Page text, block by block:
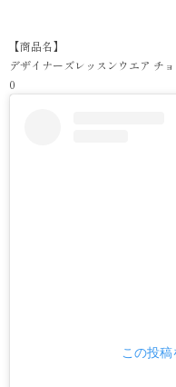
【商品名】
デザイナーズレッスンウエア チ
0
この投